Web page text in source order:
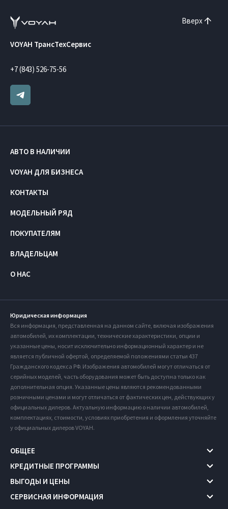
Вверх
VOYAH ТрансТехСервис
+7 (843) 526-75-56
АВТО В НАЛИЧИИ
VOYAH ДЛЯ БИЗНЕСА
КОНТАКТЫ
МОДЕЛЬНЫЙ РЯД
ПОКУПАТЕЛЯМ
ВЛАДЕЛЬЦАМ
О НАС
Юридическая информация
Вся информация, представленная на данном сайте, включая изображения
автомобилей, их комплектации, технические характеристики, опции и
указанные цены, носит исключительно информационный характер и не
является публичной офертой, определяемой положениями статьи 437
Гражданского кодекса РФ. Изображения автомобилей могут отличаться от
серийных моделей, часть оборудования может быть доступна только как
дополнительная опция. Указанные цены являются рекомендованными
розничными ценами и могут отличаться от фактических цен, действующих у
официальных дилеров. Актуальную информацию о наличии автомобилей,
комплектациях, стоимости, условиях приобретения и оформления уточняйте
у официальных дилеров VOYAH.
ОБЩЕЕ
КРЕДИТНЫЕ ПРОГРАММЫ
ВЫГОДЫ И ЦЕНЫ
СЕРВИСНАЯ ИНФОРМАЦИЯ